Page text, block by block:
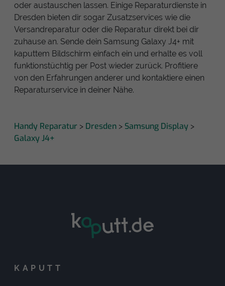
oder austauschen lassen. Einige Reparaturdienste in
Dresden bieten dir sogar Zusatzservices wie die
Versandreparatur oder die Reparatur direkt bei dir
zuhause an. Sende dein Samsung Galaxy J4+ mit
kaputtem Bildschirm einfach ein und erhalte es voll
funktionstüchtig per Post wieder zurück. Profitiere
von den Erfahrungen anderer und kontaktiere einen
Reparaturservice in deiner Nähe.
Handy Reparatur > Dresden > Samsung Display >
Galaxy J4+
KAPUTT